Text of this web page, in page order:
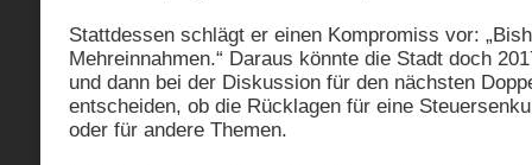
Stattdessen schlägt er einen Kompromiss vor:
Mehreinnahmen.“ Daraus könnte die Stadt doch
und dann bei der Diskussion für den nächsten
entscheiden, ob die Rücklagen für eine
oder für andere Themen.